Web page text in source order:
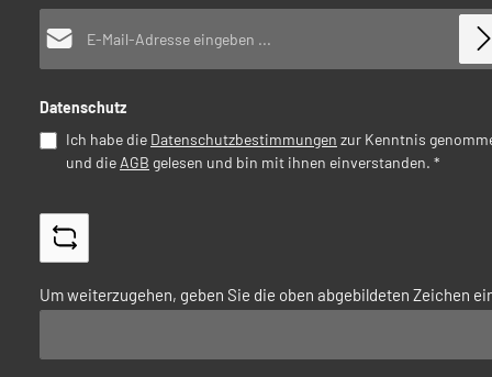
Datenschutz
Ich habe die Datenschutzbestimmungen zur Kenntnis
und die AGB gelesen und bin mit ihnen einverstanden. *
Um weiterzugehen, geben Sie die oben abgebildeten Zeichen